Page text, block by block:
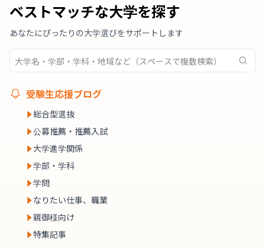
ベストマッチな大学を探す
あなたにぴったりの大学選びをサポートします
受験生応援ブログ
総合型選抜
公募推薦・推薦入試
大学進学関係
学部・学科
学問
なりたい仕事、職業
親御様向け
特集記事